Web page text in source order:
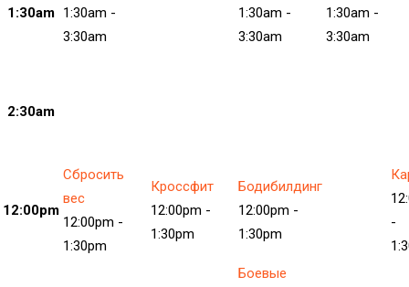
1:30am 1:30am -
3:30am
1:30am -
3:30am
1:30am -
3:30am
2:30am
12:00pm
Сбросить
вес
12:00pm -
1:30pm
Кроссфит
12:00pm -
1:30pm
Бодибилдинг
12:00pm -
1:30pm
-
Боевые